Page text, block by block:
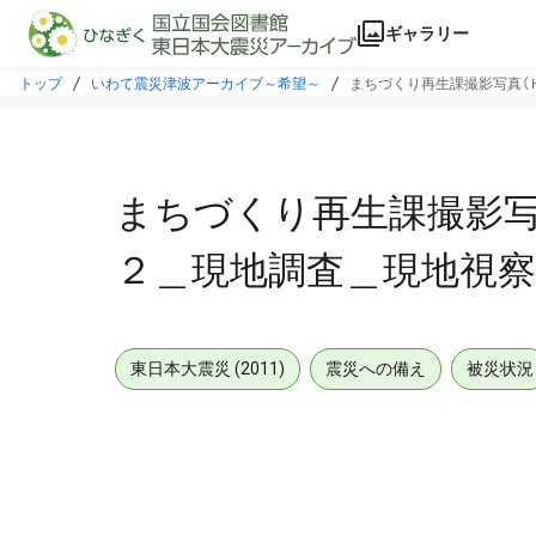
本文に飛ぶ
ギャラリー
トップ いわて震災津波アーカイブ～希望～ まちづくり再生課撮影写真
まちづくり再生課撮影
２＿現地調査＿現地視
東日本大震災 (2011) 震災への備え 被災状況